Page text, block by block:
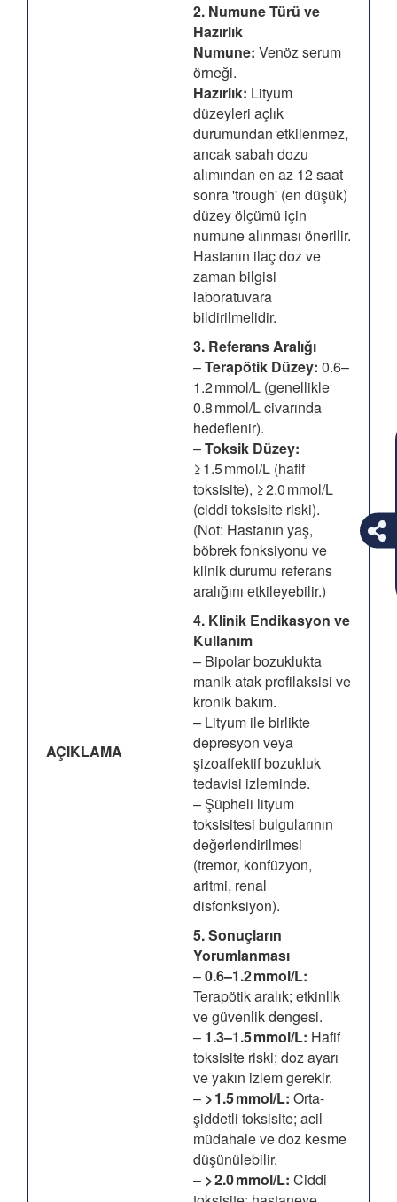
AÇIKLAMA
2. Numune Türü ve
Hazırlık
Numune: Venöz serum
örneği.
Hazırlık: Lityum
düzeyleri açlık
durumundan etkilenmez,
ancak sabah dozu
alımından en az 12 saat
sonra 'trough' (en düşük)
düzey ölçümü için
numune alınması önerilir.
Hastanın ilaç doz ve
zaman bilgisi
laboratuvara
bildirilmelidir.
3. Referans Aralığı
–Terapötik Düzey: 0.6–
1.2 mmol/L (genellikle
0.8 mmol/L civarında
hedeflenir).
–Toksik Düzey:
≥ 1.5 mmol/L (hafif
toksisite), ≥ 2.0 mmol/L
(ciddi toksisite riski).
(Not: Hastanın yaş,
böbrek fonksiyonu ve
klinik durumu referans
aralığını etkileyebilir.)
4. Klinik Endikasyon ve
Kullanım
– Bipolar bozuklukta
manik atak profilaksisi ve
kronik bakım.
– Lityum ile birlikte
depresyon veya
şizoaffektif bozukluk
tedavisi izleminde.
– Şüpheli lityum
toksisitesi bulgularının
değerlendirilmesi
(tremor, konfüzyon,
aritmi, renal
disfonksiyon).
5. Sonuçların
Yorumlanması
–0.6–1.2 mmol/L:
Terapötik aralık; etkinlik
ve güvenlik dengesi.
– 1.3–1.5 mmol/L: Hafif
toksisite riski; doz ayarı
ve yakın izlem gerekir.
– > 1.5 mmol/L: Orta-
şiddetli toksisite; acil
müdahale ve doz kesme
düşünülebilir.
– > 2.0 mmol/L: Ciddi